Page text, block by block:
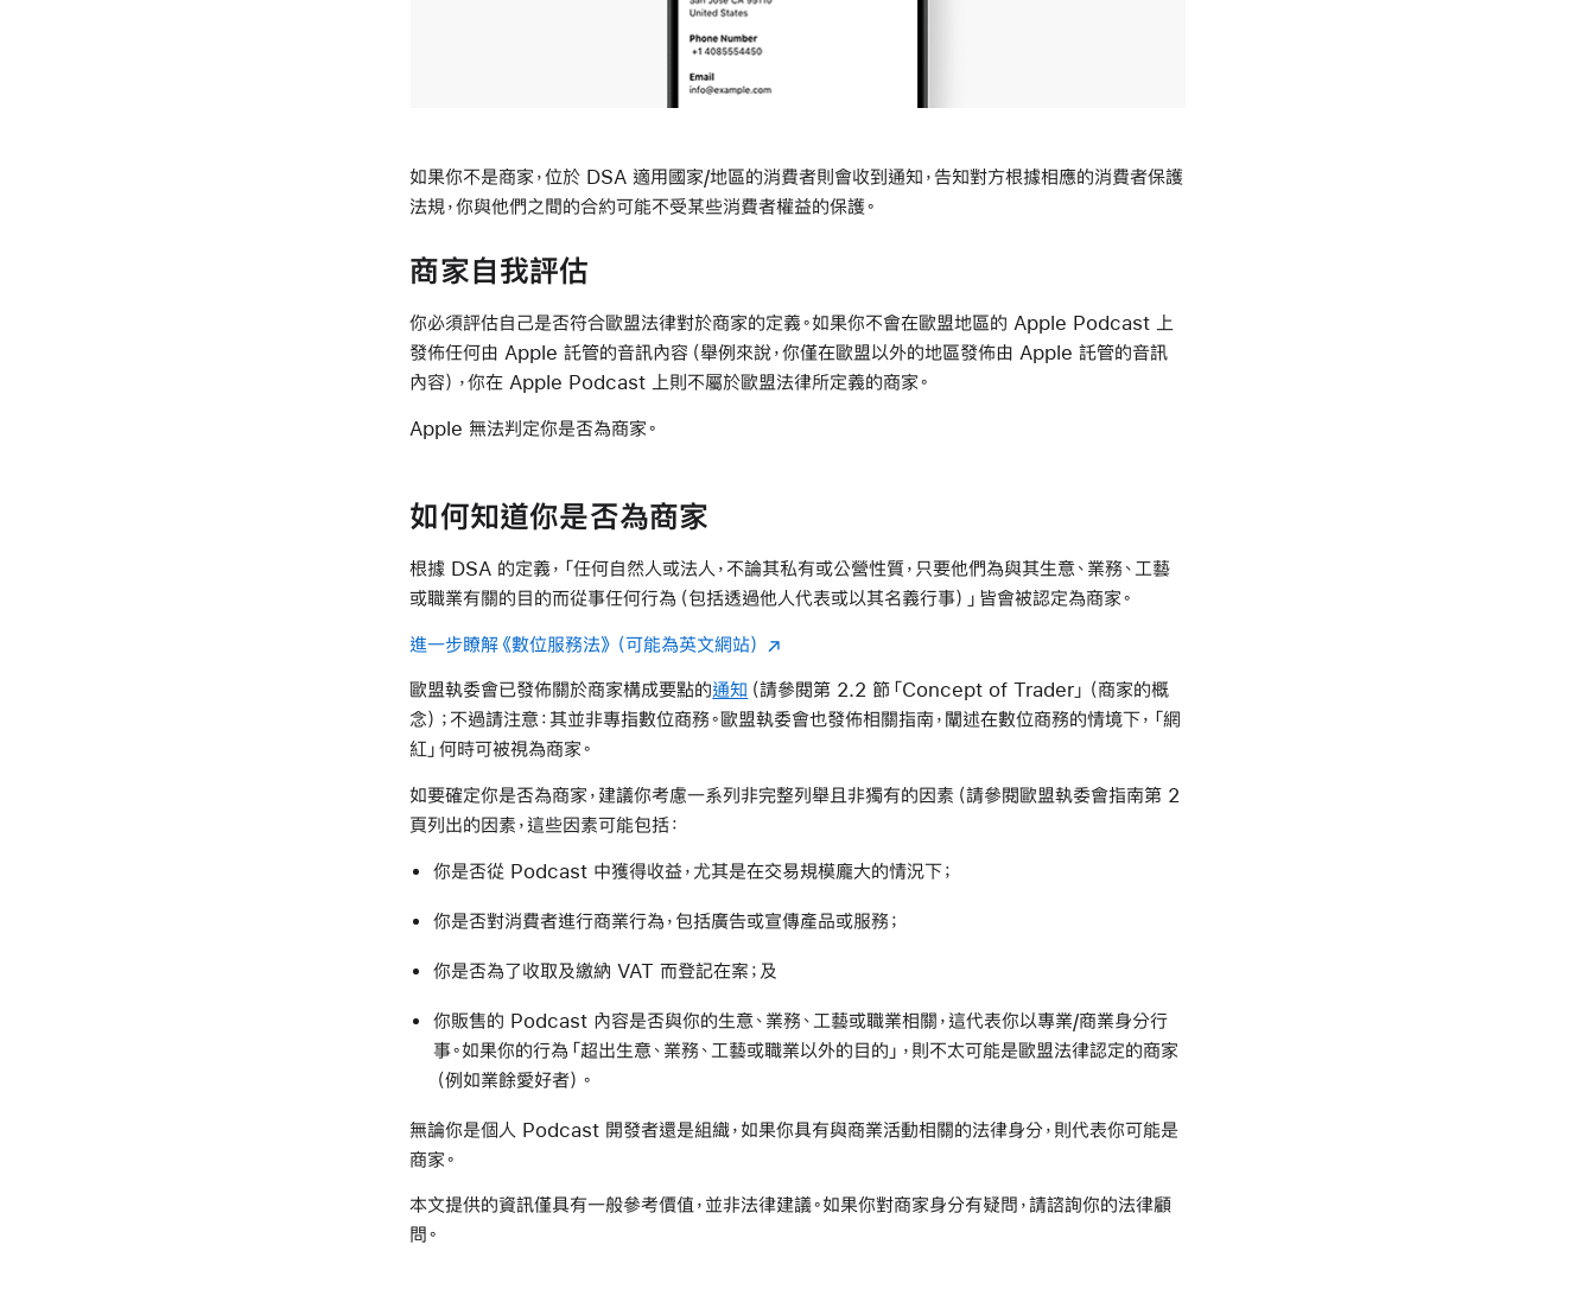
如果你不是商家，位於 DSA 適用國家/地區的消費者則會收到通知，告知對方根據相應的消費者保護
法規，你與他們之間的合約可能不受某些消費者權益的保護。
商家自我評估
你必須評估自己是否符合歐盟法律對於商家的定義。如果你不會在歐盟地區的 Apple Podcast 上
發佈任何由 Apple 託管的音訊內容（舉例來說，你僅在歐盟以外的地區發佈由 Apple 託管的音訊
內容），你在 Apple Podcast 上則不屬於歐盟法律所定義的商家。
Apple 無法判定你是否為商家。
如何知道你是否為商家
根據 DSA 的定義，「任何自然人或法人，不論其私有或公營性質，只要他們為與其生意、業務、工藝
或職業有關的目的而從事任何行為（包括透過他人代表或以其名義行事）」皆會被認定為商家。
進一步瞭解《數位服務法》（可能為英文網站）
歐盟執委會已發佈關於商家構成要點的通知 （請參閱第 2.2 節「Concept of Trader」（商家的概
念）；不過請注意：其並非專指數位商務。歐盟執委會也發佈相關指南，闡述在數位商務的情境下，「網
紅」何時可被視為商家。
如要確定你是否為商家，建議你考慮一系列非完整列舉且非獨有的因素（請參閱歐盟執委會指南第 2
頁列出的因素，這些因素可能包括：
你是否從 Podcast 中獲得收益，尤其是在交易規模龐大的情況下；
你是否對消費者進行商業行為，包括廣告或宣傳產品或服務；
你是否為了收取及繳納 VAT 而登記在案；及
你販售的 Podcast 內容是否與你的生意、業務、工藝或職業相關，這代表你以專業/商業身分行
事。如果你的行為「超出生意、業務、工藝或職業以外的目的」，則不太可能是歐盟法律認定的商家
（例如業餘愛好者）。
無論你是個人 Podcast 開發者還是組織，如果你具有與商業活動相關的法律身分，則代表你可能是
商家。
本文提供的資訊僅具有一般參考價值，並非法律建議。如果你對商家身分有疑問，請諮詢你的法律顧
問。